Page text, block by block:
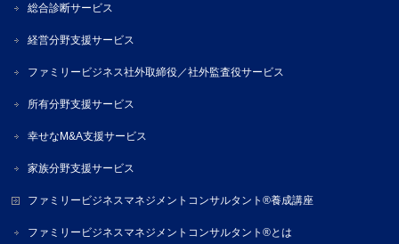
総合診断サービス
経営分野支援サービス
ファミリービジネス社外取締役／社外監査役サービス
所有分野支援サービス
幸せなM&A支援サービス
家族分野支援サービス
ファミリービジネスマネジメントコンサルタント®養成講座
ファミリービジネスマネジメントコンサルタント®とは